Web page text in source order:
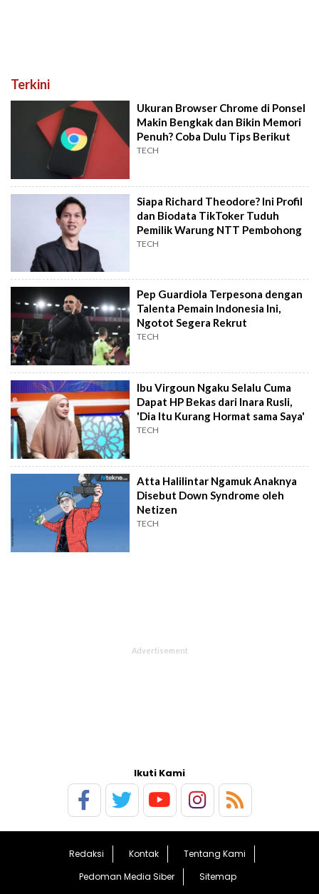
Terkini
Ukuran Browser Chrome di Ponsel
Makin Bengkak dan Bikin Memori
Penuh? Coba Dulu Tips Berikut
TECH
Siapa Richard Theodore? Ini Profil
dan Biodata TikToker Tuduh
Pemilik Warung NTT Pembohong
TECH
Pep Guardiola Terpesona dengan
Talenta Pemain Indonesia Ini,
Ngotot Segera Rekrut
TECH
Ibu Virgoun Ngaku Selalu Cuma
Dapat HP Bekas dari Inara Rusli,
'Dia Itu Kurang Hormat sama Saya'
TECH
Atta Halilintar Ngamuk Anaknya
Disebut Down Syndrome oleh
Netizen
TECH
Ikuti Kami
Redaksi Kontak
Tentang Kami
Pedoman Media Siber
Sitemap